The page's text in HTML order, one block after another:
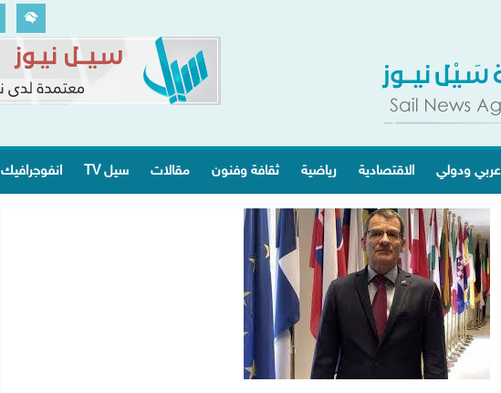
عربي ودولي الاقتصادية رياضية ثقافة وفنون مقالات سيل TV انفوجرافيك